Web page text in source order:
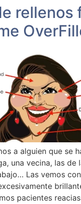
rellenos
a alguien que se
una vecina, las de
Las vemos
pacientes